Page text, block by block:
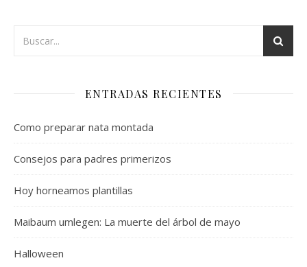
ENTRADAS RECIENTES
Como preparar nata montada
Consejos para padres primerizos
Hoy horneamos plantillas
Maibaum umlegen: La muerte del árbol de mayo
Halloween